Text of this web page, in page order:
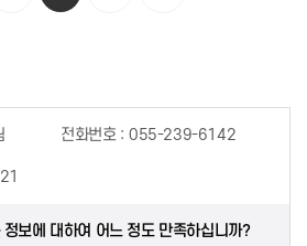
전화번호
055-239-6142
보에 대하여 어느 정도 만족하십니까?